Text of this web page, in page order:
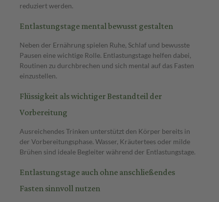
reduziert werden.
Entlastungstage mental bewusst gestalten
Neben der Ernährung spielen Ruhe, Schlaf und bewusste
Pausen eine wichtige Rolle. Entlastungstage helfen dabei,
Routinen zu durchbrechen und sich mental auf das Fasten
einzustellen.
Flüssigkeit als wichtiger Bestandteil der
Vorbereitung
Ausreichendes Trinken unterstützt den Körper bereits in
der Vorbereitungsphase. Wasser, Kräutertees oder milde
Brühen sind ideale Begleiter während der Entlastungstage.
Entlastungstage auch ohne anschließendes
Fasten sinnvoll nutzen